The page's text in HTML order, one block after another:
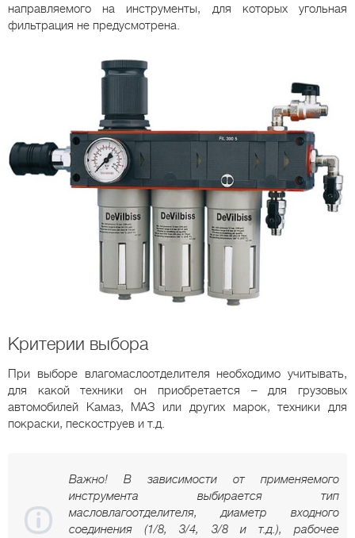
направляемого на инструменты, для которых угольная
фильтрация не предусмотрена.
Критерии выбора
При выборе влагомаслоотделителя необходимо учитывать,
для какой техники он приобретается – для грузовых
автомобилей Камаз, МАЗ или других марок, техники для
покраски, пескоструев и т.д.
Важно! В зависимости от применяемого
инструмента выбирается тип
масловлагоотделителя, диаметр входного
соединения (1/8, 3/4, 3/8 и т.д.), рабочее